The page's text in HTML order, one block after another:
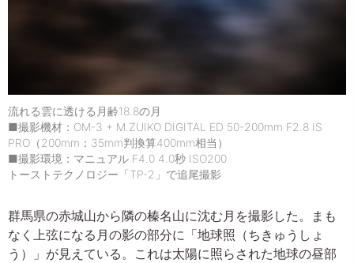
流れる雲に透ける月齢18.8の月
■撮影機材：OM-3 + M.ZUIKO DIGITAL ED 50-200mm F2.8 IS
PRO（200mm：35mm判換算400mm相当）
■撮影環境：マニュアル F4.0 4.0秒 ISO200
トーストテクノロジー「TP-2」で追尾撮影
群馬県の赤城山から隣の榛名山に沈む月を撮影した。まも
なく上弦になる月の影の部分に「地球照（ちきゅうしょ
う）」が見えている。これは太陽に照らされた地球の昼部